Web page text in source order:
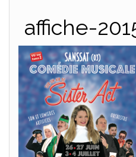
affiche-